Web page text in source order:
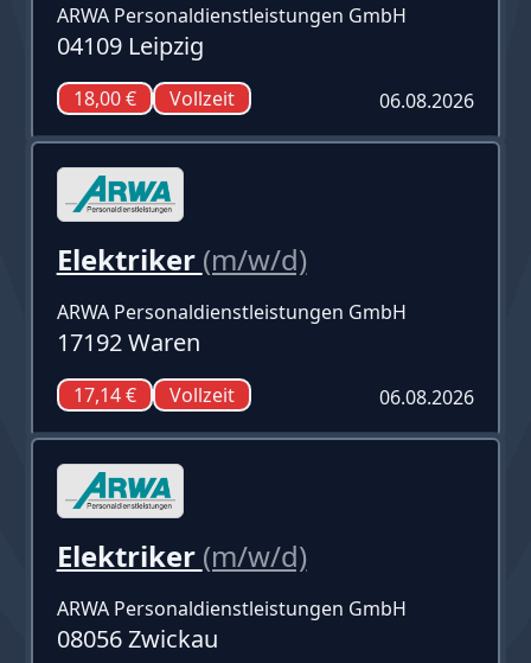
ARWA Personaldienstleistungen GmbH
04109 Leipzig
18,00 € Vollzeit 06.08.2026
Elektriker (m/w/d)
ARWA Personaldienstleistungen GmbH
17192 Waren
17,14 € Vollzeit 06.08.2026
Elektriker (m/w/d)
ARWA Personaldienstleistungen GmbH
08056 Zwickau